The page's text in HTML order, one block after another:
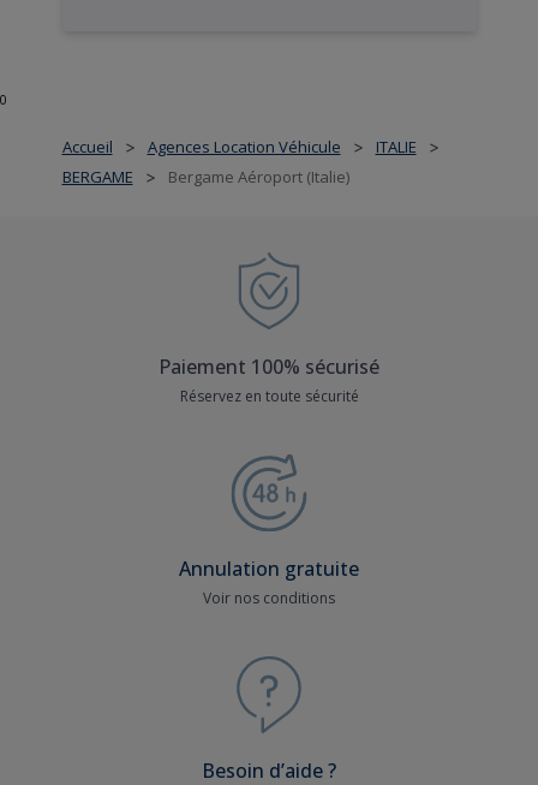
Accueil > Agences Location Véhicule > ITALIE >
BERGAME > Bergame Aéroport (Italie)
0
Paiement 100% sécurisé
Réservez en toute sécurité
Annulation gratuite
Voir nos conditions
Besoin d’aide ?